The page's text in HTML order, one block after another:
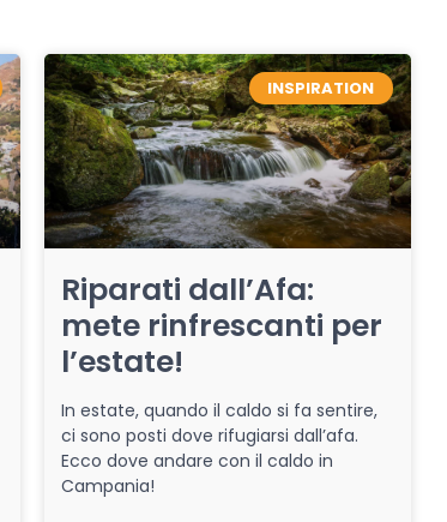
INSPIRATION
Riparati dall’Afa:
mete rinfrescanti per
l’estate!
In estate, quando il caldo si fa sentire,
ci sono posti dove rifugiarsi dall’afa.
Ecco dove andare con il caldo in
Campania!